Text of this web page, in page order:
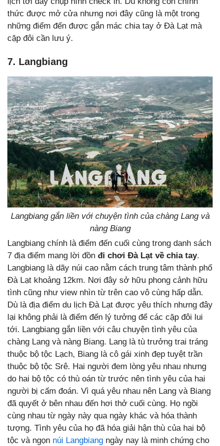
thức được mở cửa nhưng nơi đây cũng là một trong
những điểm đến được gắn mác chia tay ở Đà Lạt mà
cặp đôi cần lưu ý.
7. Langbiang
Langbiang gắn liền với chuyện tình của chàng Lang và
nàng Biang
Langbiang chính là điểm đến cuối cùng trong danh sách
7 địa điểm mang lời đồn đi chơi Đà Lạt về chia tay.
Langbiang là dãy núi cao nằm cách trung tâm thành phố
Đà Lạt khoảng 12km. Nơi đây sở hữu phong cảnh hữu
tình cũng như view nhìn từ trên cao vô cùng hấp dẫn.
Dù là địa điểm du lịch Đà Lạt được yêu thích nhưng đây
lại không phải là điểm đến lý tưởng để các cặp đôi lui
tới. Langbiang gắn liền với câu chuyện tình yêu của
chàng Lang và nàng Biang. Lang là tù trưởng trai tráng
thuộc bộ tộc Lạch, Biang là cô gái xinh đẹp tuyệt trần
thuộc bộ tộc Srê. Hai người đem lòng yêu nhau nhưng
do hai bộ tộc có thù oán từ trước nên tình yêu của hai
người bị cấm đoán. Vì quá yêu nhau nên Lang và Biang
đã quyết ở bên nhau đến hơi thở cuối cùng. Họ ngồi
cùng nhau từ ngày này qua ngày khác và hóa thành
tượng. Tình yêu của họ đã hóa giải hận thù của hai bộ
tộc và ngọn núi Langbiang ngày nay là minh chứng cho